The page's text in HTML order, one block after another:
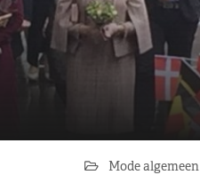
Mode algemeen